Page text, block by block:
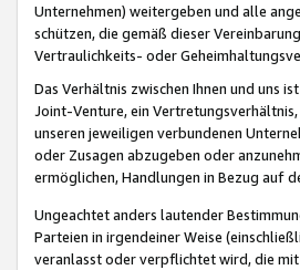
Unternehmen) weitergeben und alle
schützen, die gemäß dieser
Vertraulichkeits- oder
Das Verhältnis zwischen Ihnen und uns
Joint-Venture, ein
unseren jeweiligen verbundenen
oder Zusagen abzugeben oder
ermöglichen, Handlungen in Bezug auf
Ungeachtet anders lautender
Parteien in irgendeiner Weise
veranlasst oder verpflichtet wird, die